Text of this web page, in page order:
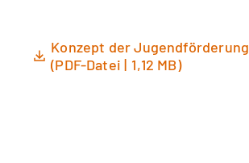
Konzept der Jugendförderung
PDF-Datei 1,12 MB